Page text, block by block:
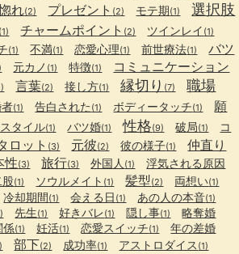
れ(2) プレゼント (2) モテ期(1) 選択肢
(1) チャームポイント (2) ツインレイ (1)
(1) 不満(1) 恋愛心理(1) 前世療法(1)
バツ
元カノ (1) 特徴(1) コミュニケーション
言葉(2) 接し方(1) 縁切り (7) 職場
(1) 告白された (1) ボディータッチ(1)
願
タイル(1) バツ婚(1) 性格(9) 破局(1)
コ
ロット (3) 元彼(2) 彼の様子(1) 仲直り
性(3) 旅行(3) 外国人 (1) 浮気される原因
股(1) ソウルメイト (1) 髪型(2) 両想い(1)
冷却期間(1) 会える日 (1) あの人の本音(1)
先生(1) 好きバレ(1) 隠し事(1) 略奪婚
係(1) 妊活(1) 恋愛スイッチ(1) 年の差婚
部下(2) 成功率(1) アストロダイス (1)